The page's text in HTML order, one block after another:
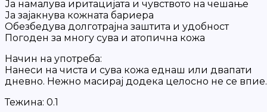
Ја намалува иритацијата и чувството на чешање
Ја зајакнува кожната бариера
Обезбедува долготрајна заштита и удобност
Погоден за многу сува и атопична кожа
Начин на употреба:
Нанеси на чиста и сува кожа еднаш или двапати
дневно. Нежно масирај додека целосно не се впие.
Тежина: 0.1